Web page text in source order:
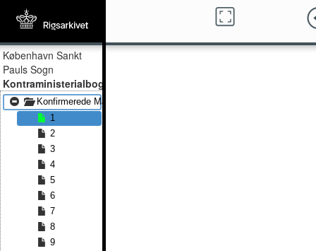
København Sankt
Pauls Sogn
Kontraministerialbog
Konfirmerede Mænd 1858 - Konfirmerede Mænd 1872
1
2
3
4
5
6
7
8
9